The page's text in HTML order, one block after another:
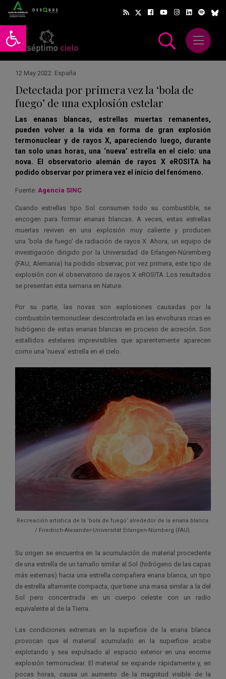
Abrir barra de herramientas
Abrir
12 May 2022. España
Detectada por primera vez la ‘bola de
fuego’ de una explosión estelar
Las enanas blancas, estrellas muertas remanentes,
pueden volver a la vida en forma de gran explosión
termonuclear y de rayos X, apareciendo luego, durante
tan solo unas horas, una ‘nueva’ estrella en el cielo: una
nova. El observatorio alemán de rayos X eROSITA ha
podido observar por primera vez el inicio del fenómeno.
Fuente: Agencia SINC
Cuando estrellas tipo Sol consumen todo su combustible, se
encogen para formar enanas blancas. A veces, estas estrellas
muertas reviven en una explosión muy caliente y producen
una ‘bola de fuego’ de radiación de rayos X. Ahora, un equipo de
investigación dirigido por la Universidad de Erlangen-Núremberg
(FAU, Alemania) ha podido observar, por vez primera, este tipo de
explosión con el observatorio de rayos X eROSITA. Los resultados
se presentan esta semana en Nature.
Por su parte, las novas son explosiones causadas por la
combustión termonuclear descontrolada en las envolturas ricas en
hidrógeno de estas enanas blancas en proceso de acreción. Son
estallidos estelares imprevisibles que aparentemente aparecen
como una ‘nueva’ estrella en el cielo.
Recreación artística de la ‘bola de fuego’ alrededor de la enana blanca.
/ Friedrich-Alexander-Universität Erlangen-Nürnberg (FAU).
Su origen se encuentra en la acumulación de material procedente
de una estrella de un tamaño similar al Sol (hidrógeno de las capas
más externas) hacia una estrella compañera enana blanca, un tipo
de estrella altamente compacta, que tiene una masa similar a la del
Sol pero concentrada en un cuerpo celeste con un radio
equivalente al de la Tierra.
Las condiciones extremas en la superficie de la enana blanca
provocan que el material acumulado en la superficie acabe
explotando y sea expulsado al espacio exterior en una enorme
explosión termonuclear. El material se expande rápidamente y, en
pocas horas, causa un aumento de la magnitud visible de la